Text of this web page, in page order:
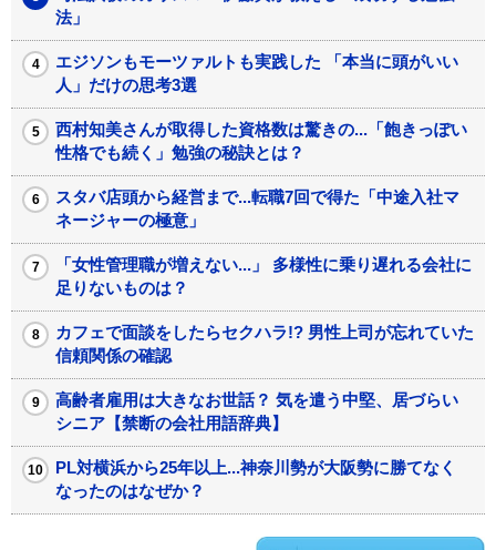
法」
エジソンもモーツァルトも実践した 「本当に頭がいい
人」だけの思考3選
西村知美さんが取得した資格数は驚きの...「飽きっぽい
性格でも続く」勉強の秘訣とは？
スタバ店頭から経営まで...転職7回で得た「中途入社マ
ネージャーの極意」
「女性管理職が増えない...」 多様性に乗り遅れる会社に
足りないものは？
カフェで面談をしたらセクハラ!? 男性上司が忘れていた
信頼関係の確認
高齢者雇用は大きなお世話？ 気を遣う中堅、居づらい
シニア【禁断の会社用語辞典】
PL対横浜から25年以上...神奈川勢が大阪勢に勝てなく
なったのはなぜか？